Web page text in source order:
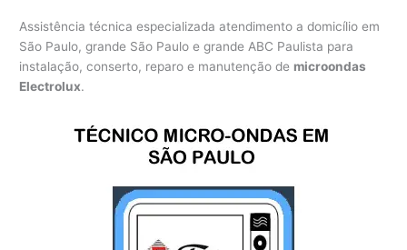
Assistência técnica especializada atendimento a domicílio em
São Paulo, grande São Paulo e grande ABC Paulista para
instalação, conserto, reparo e manutenção de microondas
Electrolux.